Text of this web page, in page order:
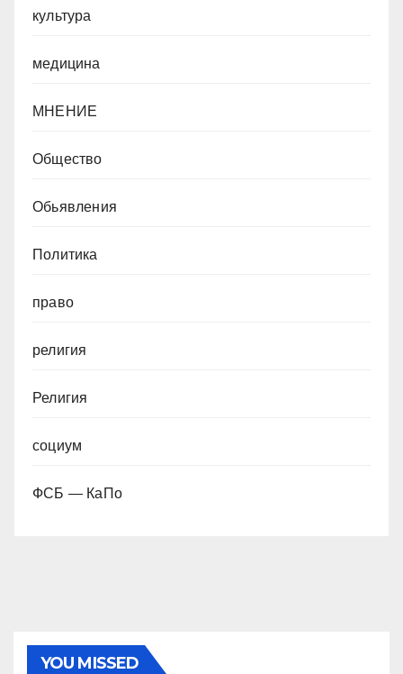
культура
медицина
МНЕНИЕ
Общество
Обьявления
Политика
право
религия
Религия
социум
ФСБ — КаПо
YOU MISSED